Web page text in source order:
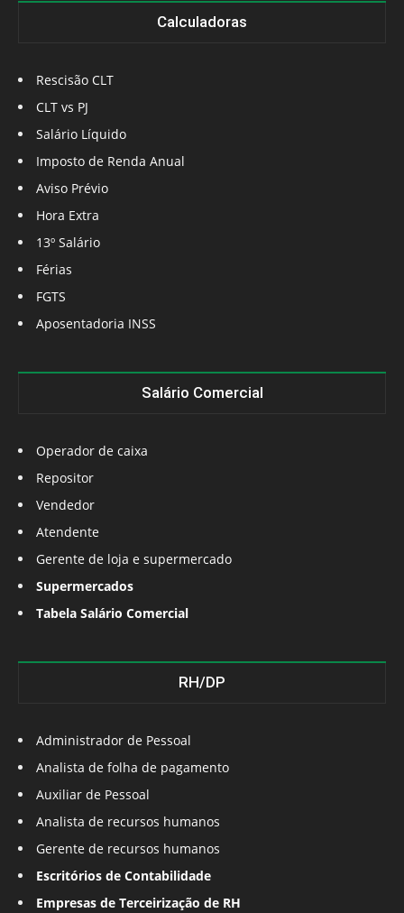
Calculadoras
Rescisão CLT
CLT vs PJ
Salário Líquido
Imposto de Renda Anual
Aviso Prévio
Hora Extra
13º Salário
Férias
FGTS
Aposentadoria INSS
Salário Comercial
Operador de caixa
Repositor
Vendedor
Atendente
Gerente de loja e supermercado
Supermercados
Tabela Salário Comercial
RH/DP
Administrador de Pessoal
Analista de folha de pagamento
Auxiliar de Pessoal
Analista de recursos humanos
Gerente de recursos humanos
Escritórios de Contabilidade
Empresas de Terceirização de RH